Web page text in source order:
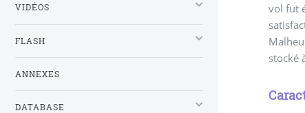
vol fut
stocké
VIDÉOS
FLASH
ANNEXES
DATABASE